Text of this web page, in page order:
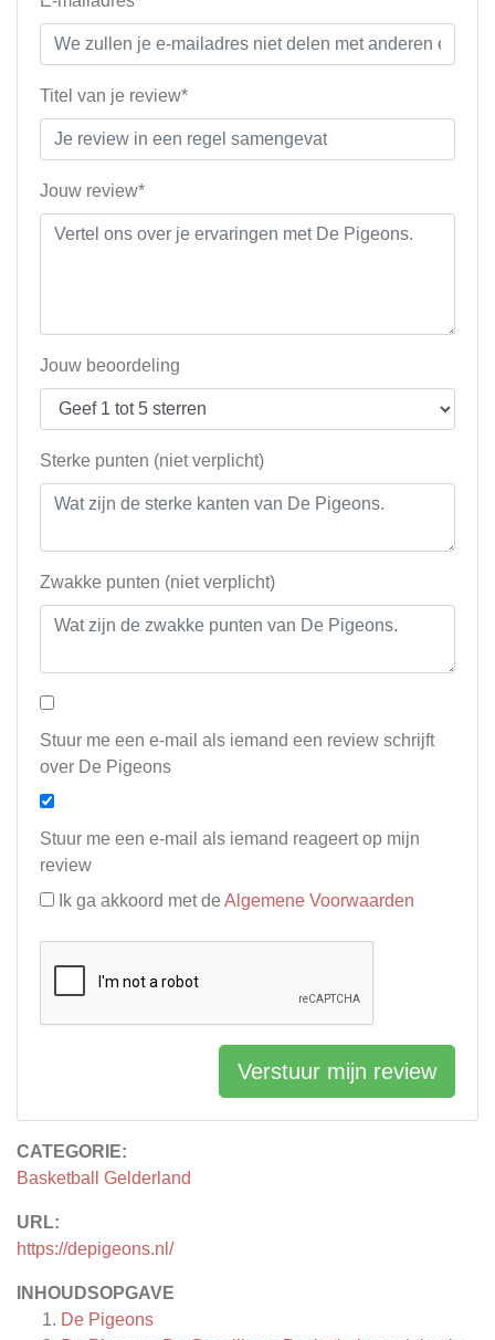
CATEGORIE:
Basketball Gelderland
URL:
https://depigeons.nl/
INHOUDSOPGAVE
De Pigeons
Titel van je review*
Jouw review*
Jouw beoordeling
Sterke punten (niet verplicht)
Zwakke punten (niet verplicht)
Stuur me een e-mail als iemand een review schrijft
over De Pigeons
Stuur me een e-mail als iemand reageert op mijn
review
Ik ga akkoord met de Algemene Voorwaarden
Verstuur mijn review